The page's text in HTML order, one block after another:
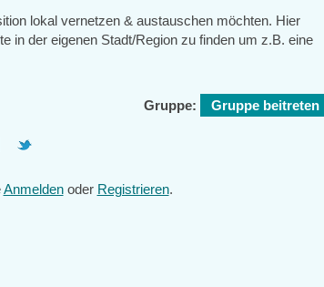
lokal vernetzen & austauschen möchten. Hier
in der eigenen Stadt/Region zu finden um z.B. eine
Gruppe: Gruppe beitreten
Anmeldenoder Registrieren.